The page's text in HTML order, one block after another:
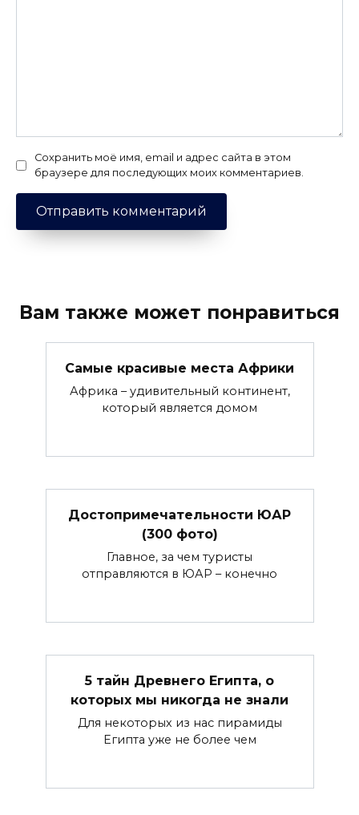
Сохранить моё имя, email и адрес сайта в этом
браузере для последующих моих комментариев.
Вам также может понравиться
Самые красивые места Африки
Африка – удивительный континент,
который является домом
Достопримечательности ЮАР
(300 фото)
Главное, за чем туристы
отправляются в ЮАР – конечно
5 тайн Древнего Египта, о
которых мы никогда не знали
Для некоторых из нас пирамиды
Египта уже не более чем